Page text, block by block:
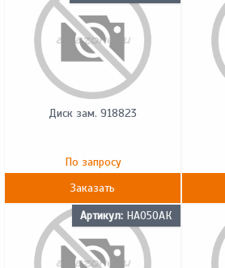
Диск зам. 918823
По запросу
Заказать
Артикул: HA050АК